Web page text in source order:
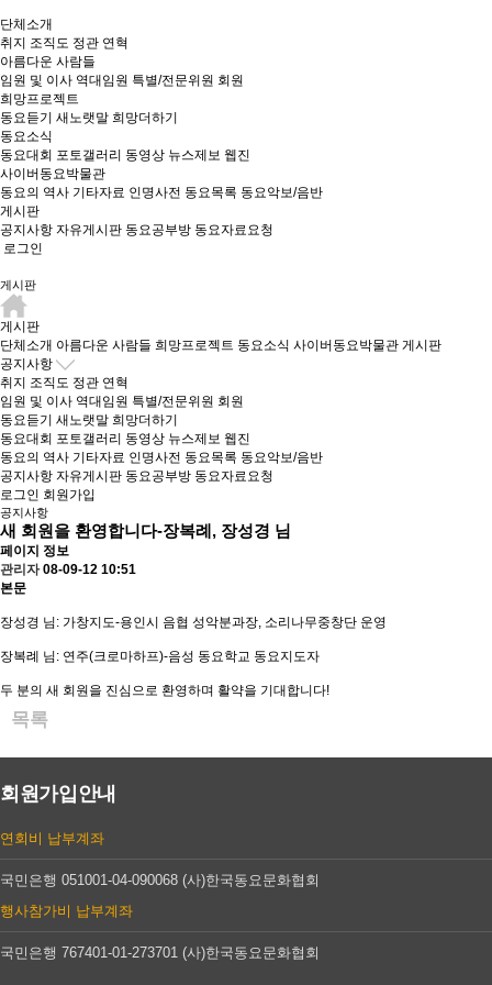
단체소개
취지 조직도 정관 연혁
아름다운 사람들
임원 및 이사 역대임원 특별/전문위원 회원
희망프로젝트
동요듣기 새노랫말 희망더하기
동요소식
동요대회 포토갤러리 동영상 뉴스제보 웹진
사이버동요박물관
동요의 역사 기타자료 인명사전 동요목록 동요악보/음반
게시판
공지사항 자유게시판 동요공부방 동요자료요청
로그인
게시판
게시판
단체소개 아름다운 사람들 희망프로젝트 동요소식 사이버동요박물관 게시판
공지사항
취지 조직도 정관 연혁
임원 및 이사 역대임원 특별/전문위원 회원
동요듣기 새노랫말 희망더하기
동요대회 포토갤러리 동영상 뉴스제보 웹진
동요의 역사 기타자료 인명사전 동요목록 동요악보/음반
공지사항 자유게시판 동요공부방 동요자료요청
로그인 회원가입
공지사항
새 회원을 환영합니다-장복례, 장성경 님
페이지 정보
관리자 08-09-12 10:51
본문
장성경 님: 가창지도-용인시 음협 성악분과장, 소리나무중창단 운영
장복례 님: 연주(크로마하프)-음성 동요학교 동요지도자
두 분의 새 회원을 진심으로 환영하며 활약을 기대합니다!
목록
회원가입안내
연회비 납부계좌
국민은행 051001-04-090068 (사)한국동요문화협회
행사참가비 납부계좌
국민은행 767401-01-273701 (사)한국동요문화협회